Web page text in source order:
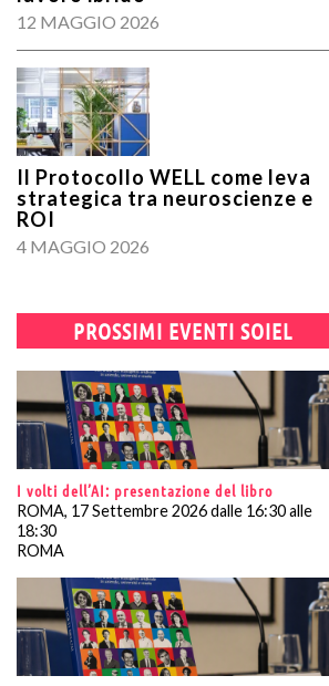
12 MAGGIO 2026
Il Protocollo WELL come leva
strategica tra neuroscienze e
ROI
4 MAGGIO 2026
PROSSIMI EVENTI SOIEL
I volti dell’AI: presentazione del libro
ROMA, 17 Settembre 2026 dalle 16:30 alle
18:30
ROMA